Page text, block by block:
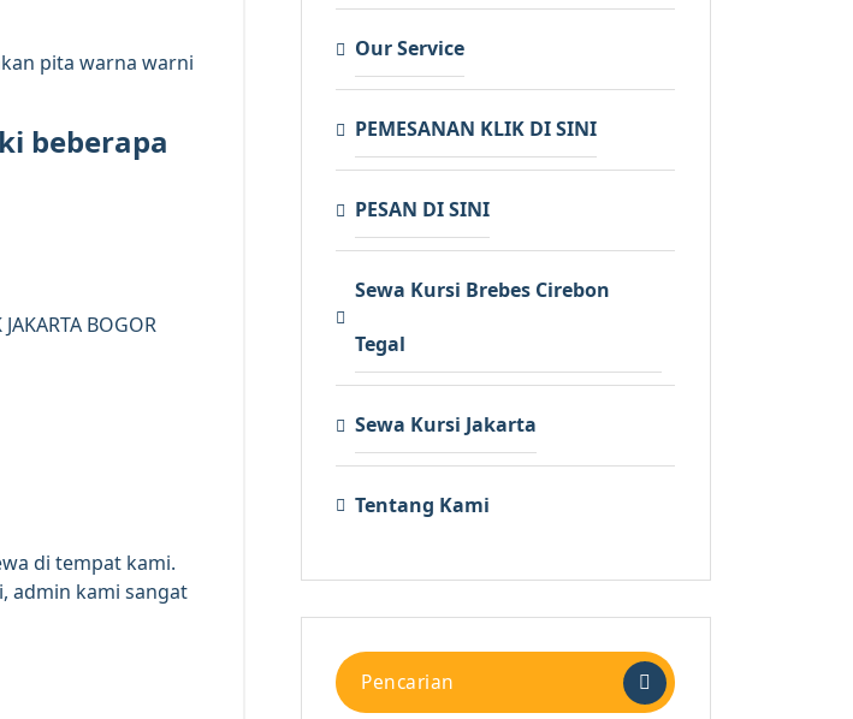
pita warna warni
beberapa
di tempat kami.
admin kami sangat
Our Service
PEMESANAN KLIK DI SINI
PESAN DI SINI
Sewa Kursi Brebes Cirebon
Tegal
Sewa Kursi Jakarta
Tentang Kami
Pencarian
untuk: